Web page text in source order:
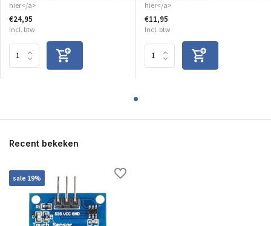
hier</a>
€24,95
Incl. btw
hier</a>
€11,95
Incl. btw
Recent bekeken
sale 19%